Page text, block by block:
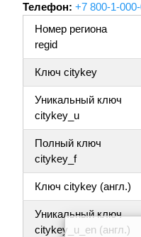
Телефон: +7 800-1-
Номер региона
regid
Ключ citykey
Уникальный ключ
citykey_u
Полный ключ
citykey_f
Ключ citykey (англ.)
Уникальный ключ
citykey_u_en (англ.)